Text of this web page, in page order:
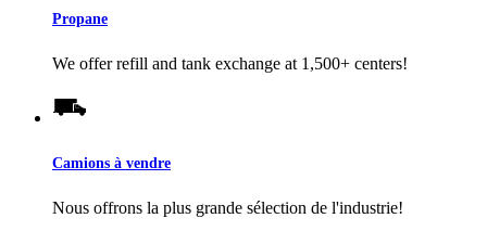
Propane
We offer refill and tank exchange at 1,500+ centers!
Camions à vendre
Nous offrons la plus grande sélection de l'industrie!